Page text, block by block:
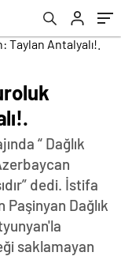
“ Dağlık
dedi. İstifa
Paşinyan Dağlık
saklamayan